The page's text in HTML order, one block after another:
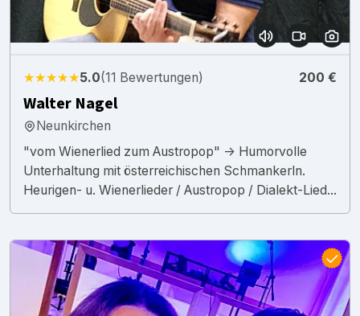
★★★★★5.0(11 Bewertungen) 200 €
Walter Nagel
Neunkirchen
"vom Wienerlied zum Austropop" -> Humorvolle
Unterhaltung mit österreichischen Schmankerln.
Heurigen- u. Wienerlieder / Austropop / Dialekt-Lied...